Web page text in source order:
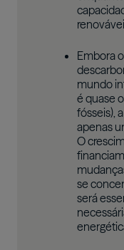
Embora
mundo
é quase
fósseis),
apenas
O
se
será